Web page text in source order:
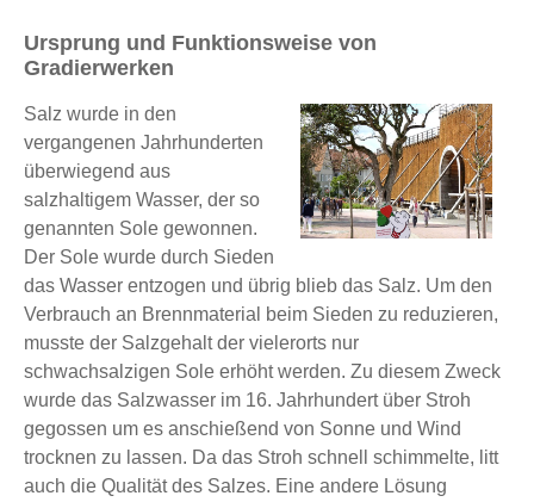
Ursprung und Funktionsweise von
Gradierwerken
Salz wurde in den
vergangenen Jahrhunderten
überwiegend aus
salzhaltigem Wasser, der so
genannten Sole gewonnen.
Der Sole wurde durch Sieden
das Wasser entzogen und übrig blieb das Salz. Um den
Verbrauch an Brennmaterial beim Sieden zu reduzieren,
musste der Salzgehalt der vielerorts nur
schwachsalzigen Sole erhöht werden. Zu diesem Zweck
wurde das Salzwasser im 16. Jahrhundert über Stroh
gegossen um es anschießend von Sonne und Wind
trocknen zu lassen. Da das Stroh schnell schimmelte, litt
auch die Qualität des Salzes. Eine andere Lösung